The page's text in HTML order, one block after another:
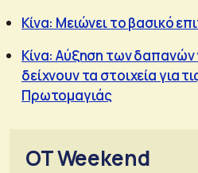
Κίνα: Μειώνει το βασικό
Κίνα: Αύξηση των δαπανών
δείχνουν τα στοιχεία για
Πρωτομαγιάς
OT Weekend